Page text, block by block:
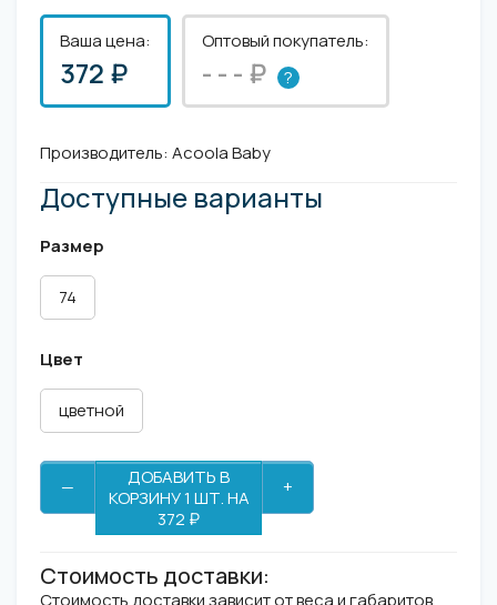
Оптовый покупатель:
- - - ₽ ?
Ваша цена:
372 ₽
Производитель: Acoola Baby
Доступные варианты
Размер
74
Цвет
цветной
—
ДОБАВИТЬ В
КОРЗИНУ 1 ШТ. НА
372 ₽
+
Стоимость доставки:
Стоимость доставки зависит от веса и габаритов